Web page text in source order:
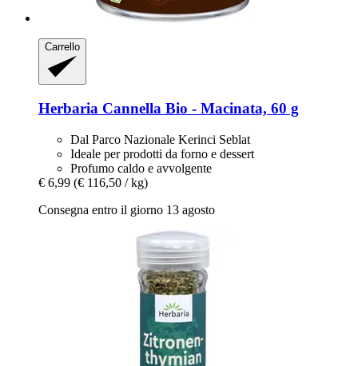
Carrello
Herbaria Cannella Bio -​ Macinata, 60 g
Dal Parco Nazionale Kerinci Seblat
Ideale per prodotti da forno e dessert
Profumo caldo e avvolgente
€ 6,99 (€ 116,50 / kg)
Consegna entro il giorno 13 agosto